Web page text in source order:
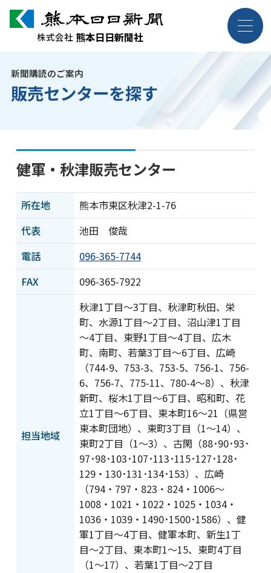
株式会社 熊本日日新聞社
新聞購読のご案内
販売センターを探す
健軍・秋津販売センター
所在地
熊本市東区秋津2-1-76
代表
池田 俊哉
電話
096-365-7744
FAX
096-365-7922
担当地域
秋津1丁目～3丁目、秋津町秋田、栄
町、水源1丁目～2丁目、沼山津1丁目
～4丁目、東野1丁目～4丁目、広木
町、南町、若葉3丁目～6丁目、広崎
（744-9、753-3、753-5、756-1、756-
6、756-7、775-11、780-4～8）、秋津
新町、桜木1丁目～6丁目、昭和町、花
立1丁目～6丁目、東本町16～21（県営
東本町団地）、東町3丁目（1～14）、
東町2丁目（1～3）、古閑（88･90･93･
97･98･103･107･113･115･127･128･
129・130･131･134･153）、広崎
（794・797・823・824・1006～
1008・1021・1022・1025・1034・
1036・1039・1490･1500･1586）、健
軍1丁目～4丁目、健軍本町、新生1丁
目～2丁目、東本町1～15、東町4丁目
（1～17）、若葉1丁目～2丁目
株式会社 熊本日日新聞社
企業情報
採用案内
お問い合わせ
ニュース・トピックス
プライバシーポリシー
サイトポリシー
著作物の利用について
カスタマーハラスメント
に対する基本方針
サイトマップ